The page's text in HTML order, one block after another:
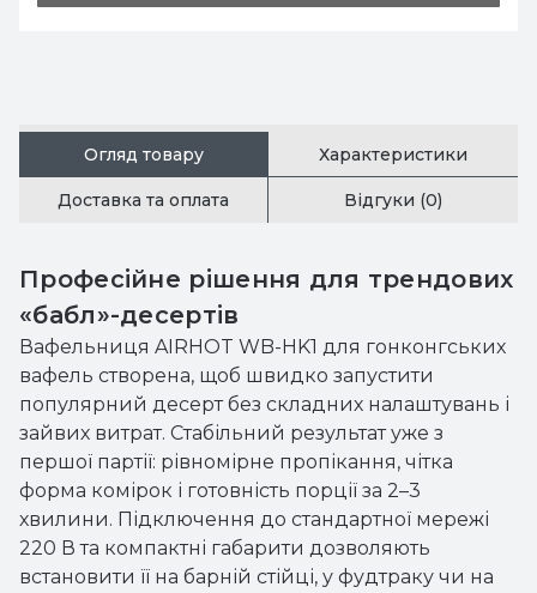
Огляд товару Характеристики
Доставка та оплата Відгуки (0)
Професійне рішення для трендових
«бабл»-десертів
Вафельниця AIRHOT WB-HK1 для гонконгських
вафель створена, щоб швидко запустити
популярний десерт без складних налаштувань і
зайвих витрат. Стабільний результат уже з
першої партії: рівномірне пропікання, чітка
форма комірок і готовність порції за 2–3
хвилини. Підключення до стандартної мережі
220 В та компактні габарити дозволяють
встановити її на барній стійці, у фудтраку чи на